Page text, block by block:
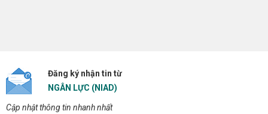
Đăng ký nhận tin từ
NGÂN LỰC (NIAD)
Cập nhật thông tin nhanh nhất